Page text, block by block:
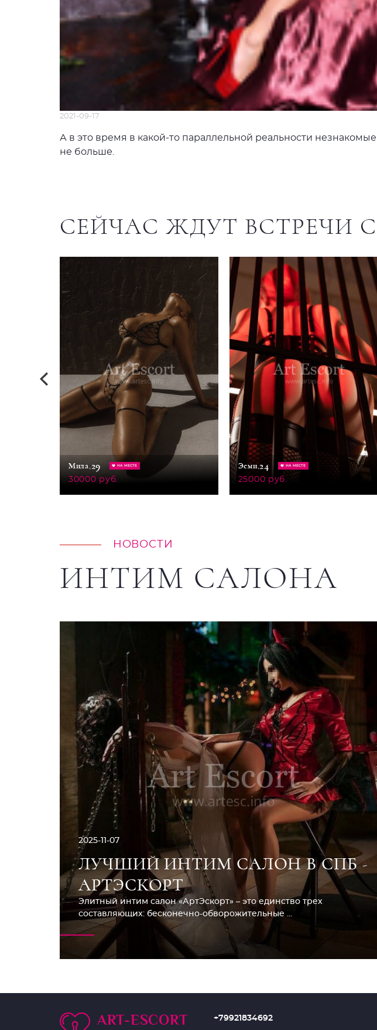
2021-09-17
А в это время в какой-то параллельной реальности
не больше.
СЕЙЧАС ЖДУТ ВСТРЕЧИ
Мила,29 НА МЕСТЕ
30000 руб.
Эсми,24 НА МЕСТЕ
25000 руб.
НОВОСТИ
ИНТИМ САЛОНА
2025-11-07
ЛУЧШИЙ ИНТИМ САЛОН В СПБ -
АРТЭСКОРТ
Элитный интим салон «АртЭскорт» – это единство трех
составляющих: бесконечно-обворожительные ...
ART-ESCORT +79921834692